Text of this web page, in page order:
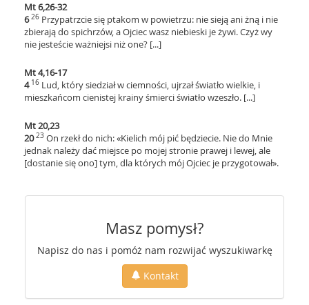
Mt 6,26-32
6 26 Przypatrzcie się ptakom w powietrzu: nie sieją ani żną i nie
zbierają do spichrzów, a Ojciec wasz niebieski je żywi. Czyż wy
nie jesteście ważniejsi niż one? [...]
Mt 4,16-17
4 16 Lud, który siedział w ciemności, ujrzał światło wielkie, i
mieszkańcom cienistej krainy śmierci światło wzeszło. [...]
Mt 20,23
2023 On rzekł do nich: «Kielich mój pić będziecie. Nie do Mnie
jednak należy dać miejsce po mojej stronie prawej i lewej, ale
[dostanie się ono] tym, dla których mój Ojciec je przygotował».
Masz pomysł?
Napisz do nas i pomóż nam rozwijać wyszukiwarkę
Kontakt